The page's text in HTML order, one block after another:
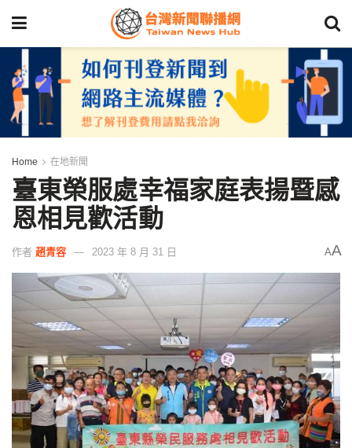
Home 在地新聞
臺東榮服處幸福家庭表揚暨感
恩相見歡活動
作者 趙青容 2023 年 8 月 31 日 AA